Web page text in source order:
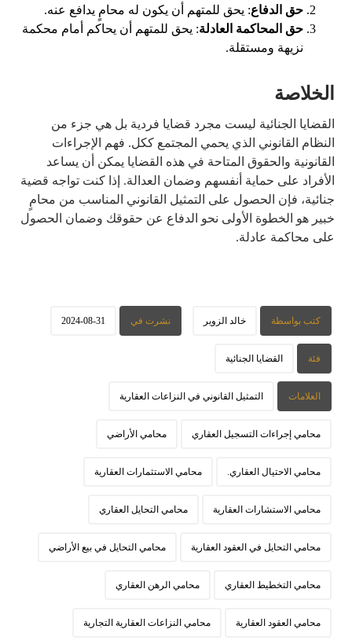
حق الدفاع: يحق للمتهم أن يكون له محامٍ يدافع عنه.
حق المحاكمة العادلة: يحق للمتهم أن يحاكم أمام محكمة
نزيهة ومستقلة.
الخلاصة
القضايا الجنائية ليست مجرد قضايا فردية بل هي جزء من
النظام القانوني الذي يحمي المجتمع ككل. فهم الإجراءات
القانونية والحقوق المتاحة في هذه القضايا يمكن أن يساعد
الأفراد على حماية أنفسهم وضمان العدالة. إذا كنت تواجه قضية
جنائية، فإن الحصول على التمثيل القانوني المناسب من محامٍ
خبير هو الخطوة الأولى نحو الدفاع عن حقوقك وضمان الحصول
على محاكمة عادلة.
كتب بواسطة خالد الزوير نشرت في 2024-08-31
فئة القضايا الجنائية
العلامات التمثيل القانوني في النزاعات العقارية
محامي إجراءات التسجيل العقاري محامي الأراضي
محامي الاحتيال العقاري. محامي الاستثمارات العقارية
محامي الاستشارات العقارية محامي التحايل العقاري
محامي التحايل في العقود العقارية محامي التحايل في بيع الأراضي
محامي التخطيط العقاري محامي الرهن العقاري
محامي العقود العقارية محامي النزاعات العقارية التجارية